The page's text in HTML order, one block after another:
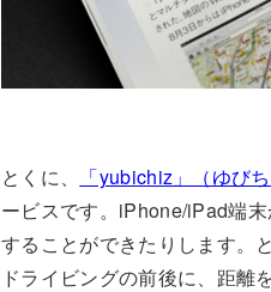
とくに、 「yubichiz」（ゆびち
ービスです。iPhone/iPad端
することができたりします。
ドライビングの前後に、距離